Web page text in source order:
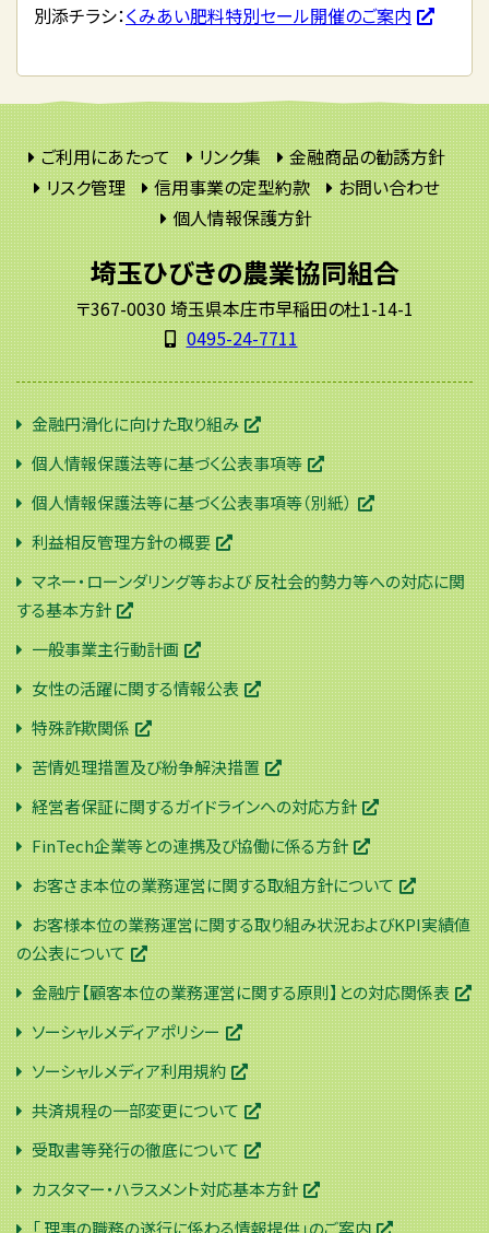
別添チラシ：くみあい肥料特別セール開催のご案内
ご利用にあたって リンク集
金融商品の勧誘方針
リスク管理
信用事業の定型約款
お問い合わせ
個人情報保護方針
埼玉ひびきの農業協同組合
〒367-0030 埼玉県本庄市早稲田の杜1-14-1
0495-24-7711
金融円滑化に向けた取り組み
個人情報保護法等に基づく公表事項等
個人情報保護法等に基づく公表事項等（別紙）
利益相反管理方針の概要
マネー・ローンダリング等および 反社会的勢力等への対応に関
する基本方針
一般事業主行動計画
女性の活躍に関する情報公表
特殊詐欺関係
苦情処理措置及び紛争解決措置
経営者保証に関するガイドラインへの対応方針
FinTech企業等との連携及び協働に係る方針
お客さま本位の業務運営に関する取組方針について
お客様本位の業務運営に関する取り組み状況およびKPI実績値
の公表について
金融庁【顧客本位の業務運営に関する原則】との対応関係表
ソーシャルメディアポリシー
ソーシャルメディア利用規約
共済規程の一部変更について
受取書等発行の徹底について
カスタマー・ハラスメント対応基本方針
「 理事の職務の遂行に係わる情報提供」のご案内